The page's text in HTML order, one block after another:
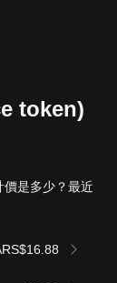
token)
是多少？最近